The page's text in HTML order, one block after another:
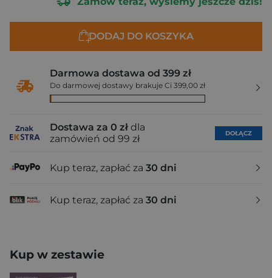
DODAJ DO KOSZYKA
Darmowa dostawa od 399 zł
Do darmowej dostawy brakuje Ci 399,00 zł
Dostawa za 0 zł dla
zamówień od 99 zł
DOŁĄCZ
Kup teraz, zapłać za 30 dni
Kup teraz, zapłać za 30 dni
Kup w zestawie